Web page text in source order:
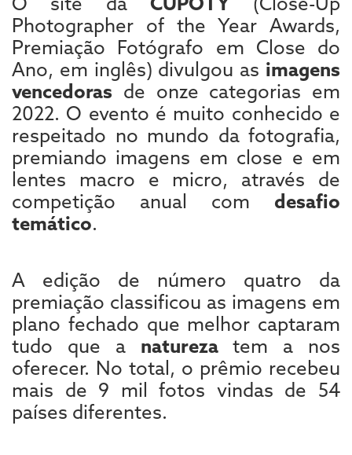
Photographer of the Year Awards,
Premiação Fotógrafo em Close do
Ano, em inglês) divulgou as imagens
vencedoras de onze categorias em
2022. O evento é muito conhecido e
respeitado no mundo da fotografia,
premiando imagens em close e em
lentes macro e micro, através de
competição anual com desafio
temático.
A edição de número quatro da
premiação classificou as imagens em
plano fechado que melhor captaram
tudo que a naturezatem a nos
oferecer. No total, o prêmio recebeu
mais de 9 mil fotos vindas de 54
países diferentes.